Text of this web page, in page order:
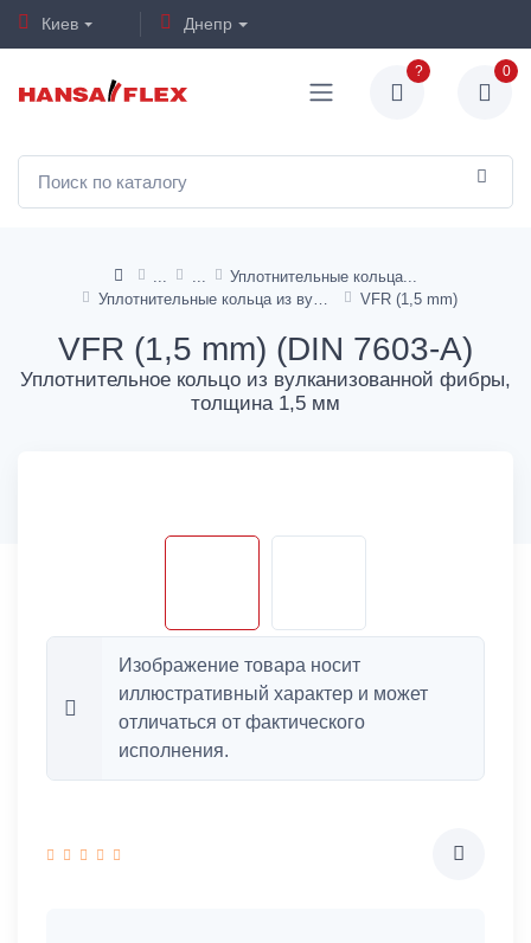
Киев Днепр
? 0
Уплотнительные кольца
VFR (1,5 mm)
VFR (1,5 mm) (DIN 7603-A)
Уплотнительное кольцо из вулканизованной фибры,
толщина 1,5 мм
Изображение товара носит
иллюстративный характер и может
отличаться от фактического
исполнения.